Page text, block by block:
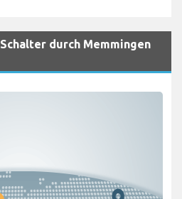
durch Memmingen